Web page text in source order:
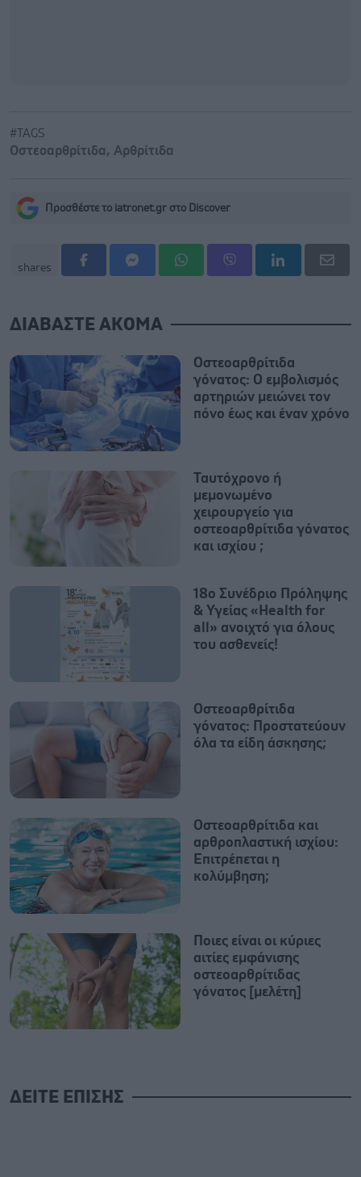
#TAGS
Οστεοαρθρίτιδα, Αρθρίτιδα
Προσθέστε το iatronet.gr στο Discover
shares
ΔΙΑΒΑΣΤΕ ΑΚΟΜΑ
Οστεοαρθρίτιδα
γόνατος: Ο εμβολισμός
αρτηριών μειώνει τον
πόνο έως και έναν χρόνο
Ταυτόχρονο ή
μεμονωμένο
χειρουργείο για
οστεοαρθρίτιδα γόνατος
και ισχίου ;
18ο Συνέδριο Πρόληψης
& Υγείας «Health for
all» ανοιχτό για όλους
του ασθενείς!
Οστεοαρθρίτιδα
γόνατος: Προστατεύουν
όλα τα είδη άσκησης;
Οστεοαρθρίτιδα και
αρθροπλαστική ισχίου:
Επιτρέπεται η
κολύμβηση;
Ποιες είναι οι κύριες
αιτίες εμφάνισης
οστεοαρθρίτιδας
γόνατος [μελέτη]
ΔΕΙΤΕ ΕΠΙΣΗΣ